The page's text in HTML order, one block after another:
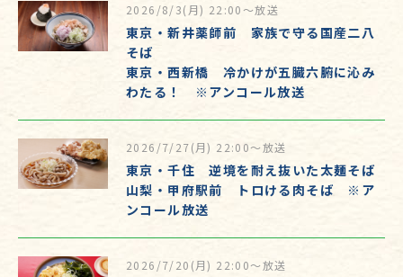
2026/8/3(月) 22:00～放送
東京・新井薬師前 家族で守る国産二八
そば
東京・西新橋 冷かけが五臓六腑に沁み
わたる！ ※アンコール放送
2026/7/27(月) 22:00～放送
東京・千住 逆境を耐え抜いた太麺そば
山梨・甲府駅前 トロける肉そば ※ア
ンコール放送
2026/7/20(月) 22:00～放送